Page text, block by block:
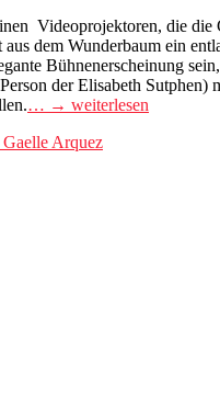
Videoprojektoren, die die
dem Wunderbaum ein
Bühnenerscheinung
der Elisabeth Sutphen)
… → weiterlesen
Arquez